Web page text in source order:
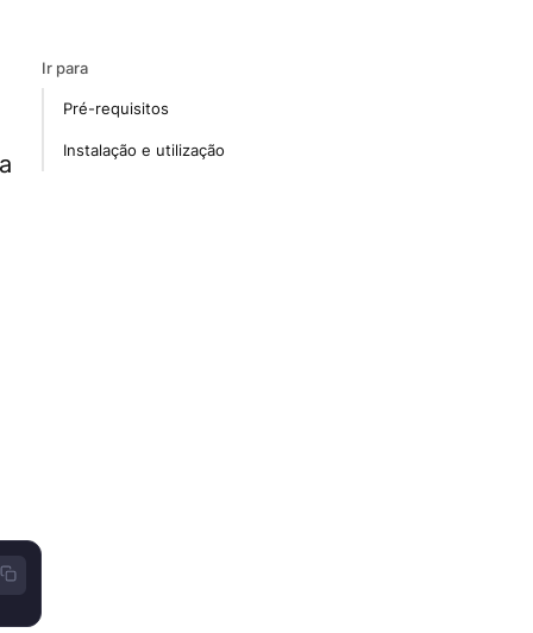
Ir para
Pré-requisitos
Instalação e utilização